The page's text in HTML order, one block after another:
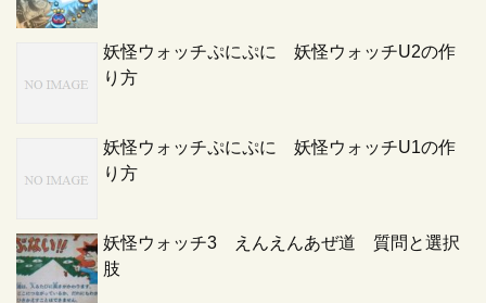
妖怪ウォッチぷにぷに 妖怪ウォッチU2の作
り方
妖怪ウォッチぷにぷに 妖怪ウォッチU1の作
り方
妖怪ウォッチ3 えんえんあぜ道 質問と選択
肢